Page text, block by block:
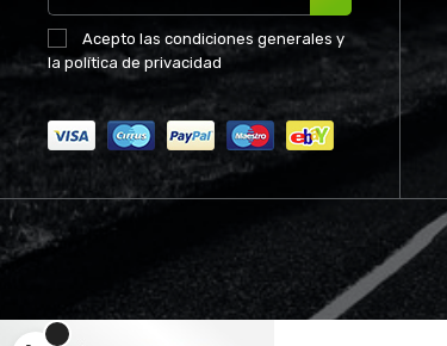
Acepto las condiciones generales y
la política de privacidad